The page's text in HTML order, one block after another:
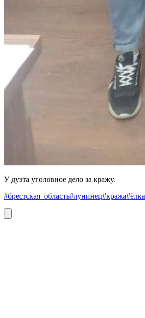
У дуэта уголовное дело за кражу.
#брестская_область#лунинец#кража#ёлка